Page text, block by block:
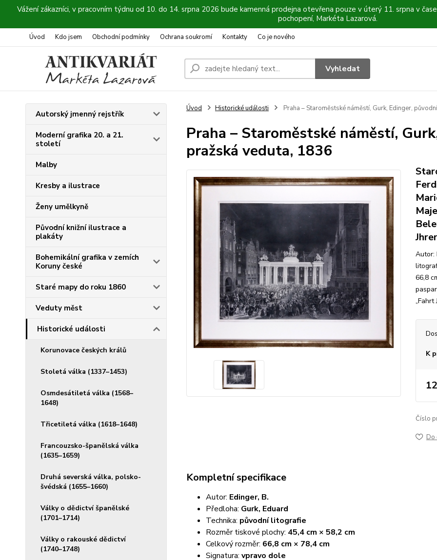
Vážení zákazníci, v pracovním týdnu od 10. do 14. srpna 2026 bude kamenná prodejna otevřena pouze v úterý 11. srpna v
pochopení, Markéta Lazarová.
Úvod Kdo jsem Obchodní podmínky Ochrana soukromí Kontakty Co je nového
Vyhledat
Autorský jmenný rejstřík
Moderní grafika 20. a 21.
století
Malby
Kresby a ilustrace
Ženy umělkyně
Původní knižní ilustrace a
plakáty
Bohemikální grafika v zemích
Koruny české
Staré mapy do roku 1860
Veduty měst
Historické události
Korunovace českých králů
Stoletá válka (1337–1453)
Osmdesátiletá válka (1568–
1648)
Třicetiletá válka (1618–1648)
Francouzsko-španělská válka
(1635–1659)
Druhá severská válka, polsko-
švédská (1655–1660)
Války o dědictví španělské
(1701–1714)
Války o rakouské dědictví
(1740–1748)
Úvod Historické události Praha – Staroměstské náměstí, Gurk, Edinger,
Praha – Staroměstské náměstí,
pražská veduta, 1836
Autor:
66,8
„Fahrt
K
Číslo
Do
Kompletní specifikace
Autor: Edinger, B.
Předloha: Gurk, Eduard
Technika: původní litografie
Rozměr tiskové plochy: 45,4 cm × 58,2 cm
Celkový rozměr: 66,8 cm × 78,4 cm
Signatura: vpravo dole